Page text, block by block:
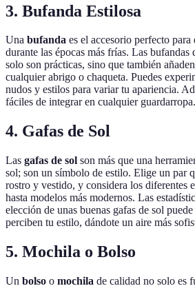
3. Bufanda Estilosa
Una bufanda es el accesorio perfecto
durante las épocas más frías. Las bufandas
solo son prácticas, sino que también
cualquier abrigo o chaqueta. Puedes
nudos y estilos para variar tu apariencia.
fáciles de integrar en cualquier guardarropa.
4. Gafas de Sol
Las gafas de sol son más que una
sol; son un símbolo de estilo. Elige un par
rostro y vestido, y considera los diferentes
hasta modelos más modernos. Las
elección de unas buenas gafas de sol
perciben tu estilo, dándote un aire más
5. Mochila o Bolso
Un bolso o mochila de calidad no solo es